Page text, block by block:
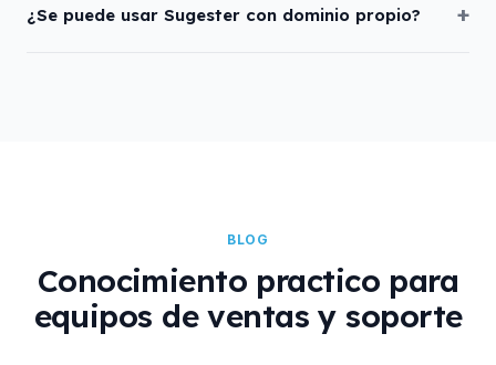
¿Se puede usar Sugester con dominio propio?
BLOG
Conocimiento practico para
equipos de ventas y soporte